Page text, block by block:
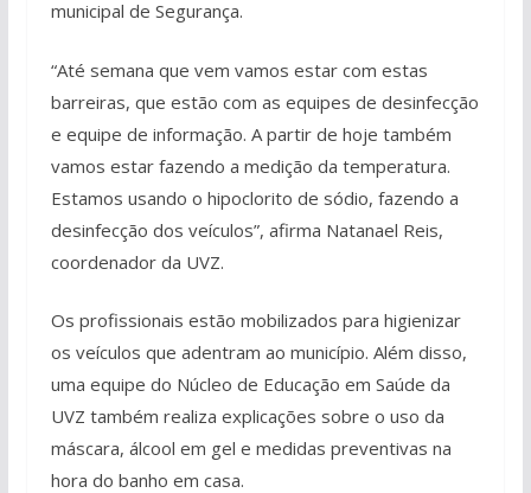
municipal de Segurança.
“Até semana que vem vamos estar com estas
barreiras, que estão com as equipes de desinfecção
e equipe de informação. A partir de hoje também
vamos estar fazendo a medição da temperatura.
Estamos usando o hipoclorito de sódio, fazendo a
desinfecção dos veículos”, afirma Natanael Reis,
coordenador da UVZ.
Os profissionais estão mobilizados para higienizar
os veículos que adentram ao município. Além disso,
uma equipe do Núcleo de Educação em Saúde da
UVZ também realiza explicações sobre o uso da
máscara, álcool em gel e medidas preventivas na
hora do banho em casa.